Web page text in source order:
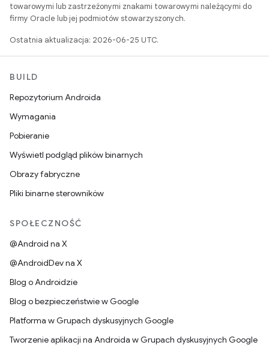
towarowymi lub zastrzeżonymi znakami towarowymi należącymi do
firmy Oracle lub jej podmiotów stowarzyszonych.
Ostatnia aktualizacja: 2026-06-25 UTC.
BUILD
Repozytorium Androida
Wymagania
Pobieranie
Wyświetl podgląd plików binarnych
Obrazy fabryczne
Pliki binarne sterowników
SPOŁECZNOŚĆ
@Android na X
@AndroidDev na X
Blog o Androidzie
Blog o bezpieczeństwie w Google
Platforma w Grupach dyskusyjnych Google
Tworzenie aplikacji na Androida w Grupach dyskusyjnych Google